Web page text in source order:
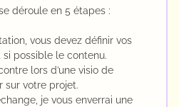
déroule en 5 étapes :
vous devez définir vos
possible le contenu.
lors d’une visio de
sur votre projet.
je vous enverrai une